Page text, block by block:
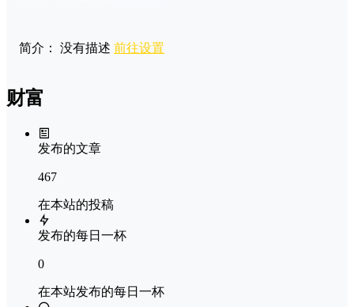
简介： 没有描述 前往设置
财富
发布的文章
467
在本站的投稿
发布的每日一杯
0
在本站发布的每日一杯